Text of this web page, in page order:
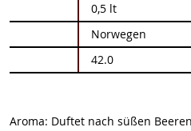
Informationen
0,5 lt
Norwegen
42.0
Aroma: Duftet nach süßen